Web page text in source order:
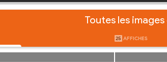
Toutes les images
25 AFFICHES